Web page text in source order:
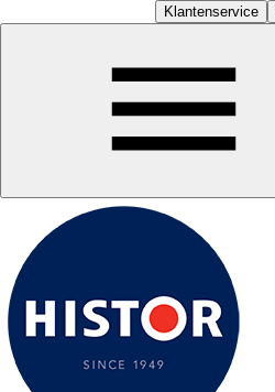
Klantenservice